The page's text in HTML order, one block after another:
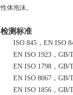
性体泡沫。
检测标准
ISO 845，EN ISO
EN ISO 1923，GB/
EN ISO 1798，GB/
EN ISO 8067，GB/
EN ISO 1856，GB/